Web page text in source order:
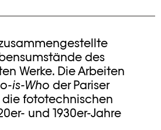
des
Werke. Die Arbeiten
is-Who der Pariser
fototechnischen
und 1930er-Jahre